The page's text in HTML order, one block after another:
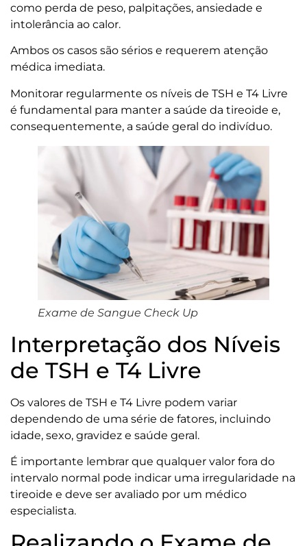
como perda de peso, palpitações, ansiedade e
intolerância ao calor.
Ambos os casos são sérios e requerem atenção
médica imediata.
Monitorar regularmente os níveis de TSH e T4 Livre
é fundamental para manter a saúde da tireoide e,
consequentemente, a saúde geral do indivíduo.
Exame de Sangue Check Up
Interpretação dos Níveis
de TSH e T4 Livre
Os valores de TSH e T4 Livre podem variar
dependendo de uma série de fatores, incluindo
idade, sexo, gravidez e saúde geral.
É importante lembrar que qualquer valor fora do
intervalo normal pode indicar uma irregularidade na
tireoide e deve ser avaliado por um médico
especialista.